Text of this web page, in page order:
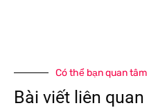
Có thể bạn quan tâm
Bài viết liên quan